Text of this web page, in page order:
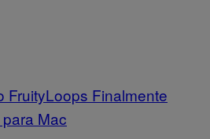
FruityLoops Finalmente
Mac